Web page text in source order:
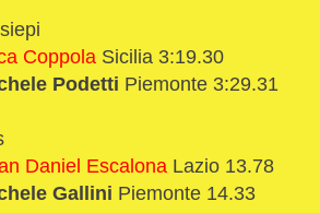
Coppola Sicilia 3:19.30
Podetti Piemonte 3:29.31
Daniel Escalona Lazio 13.78
Gallini Piemonte 14.33